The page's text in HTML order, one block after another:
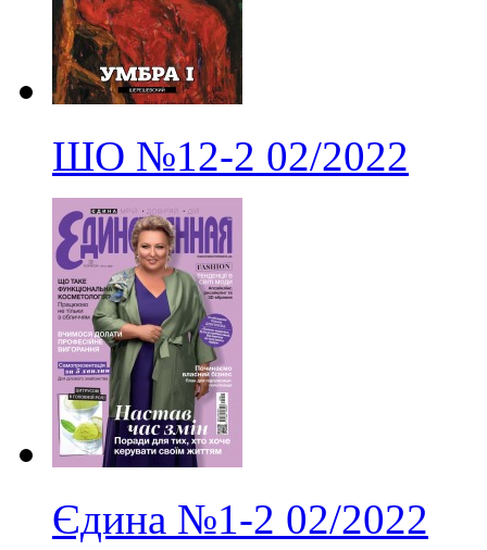
ШО №12-2 02/2022
Єдина №1-2 02/2022